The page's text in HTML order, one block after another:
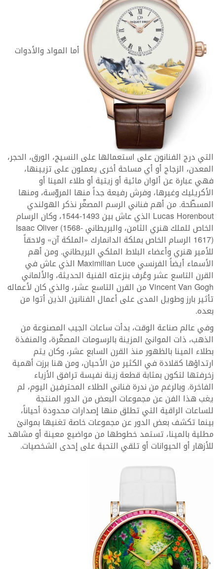
أما المواد والأدوات
التي درج الفنانون على استعمالها على النسيج، الورق، الحجر،
المعدن، الزجاج أو أي مساحة أخرى يعملون على تزيينها،
فهي عبارة عن ألوان مائية أو زيتية أو طلاء المينا أو
الأكريليك وغيرها، وفرش رفيعة جداً منها المروّسة، ومنها
المسطّحة. من أهم فناني الرسم المصغّر نذكر الهولندي
Lucas Horenbout الذي عاش بين 1493-1544، وكان الرسام
الخاص للملك هنري الثامن، والبريطاني Isaac Oliver (1568-
1617) الرسام الخاص بملكة الدانمارك «الملكة آن» ولاحقاً
للأمير هنري وأعضاء البلاط الملكي البريطاني. ومن أهم
الأسماء أيضاً الفرنسي Maximilian Luce الذي عاش في
القرن التاسع عشر وعُرف بنزعته الفنية الحديثة، والألماني
Vincent Van Gogh من القرن التاسع عشر، والذي كان لأعماله
تأثير بارز وطويل المدى على أعمال الفنانين الذين أتوا من
بعده.
وفي عالم صناعة الوقت، بدأت ساعات الجيب المصنوعة من
الذهب، ذات الموانئ المزينة بالرسومات المصغّرة، والمنفذة
بطلاء المينا بالظهور منذ القرن السابع عشر، وكان يتم
ارتداؤها كقلادة في الكثير من الأحيان، ومن هنا برزت أهمية
زخرفتها لتكون بمثابة قطعة زينة نفيسة ترافق الأزياء
الفاخرة. وبالرغم من ندرة فناني الطلاء المحترفين اليوم، لم
يغب هذا الفن عن مجموعات البعض من الدور المنتجة
للساعات الراقية التي تطلق منها إصدارات محدودة أحياناً،
بينما تكشف بعض الدور عن مجموعات خاصة تغنيها بموانئ
مطلية بالمينا، تستمد خطوطها من مواضيع معينة أو مشاهد
للأزهار أو الحيوانات أو تلقي التحية على إحدى الشخصيات.